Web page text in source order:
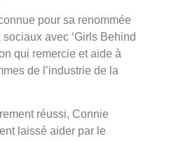
pour sa renommée
avec ‘Girls Behind
qui remercie et aide à
de l’industrie de la
réussi, Connie
laissé aider par le